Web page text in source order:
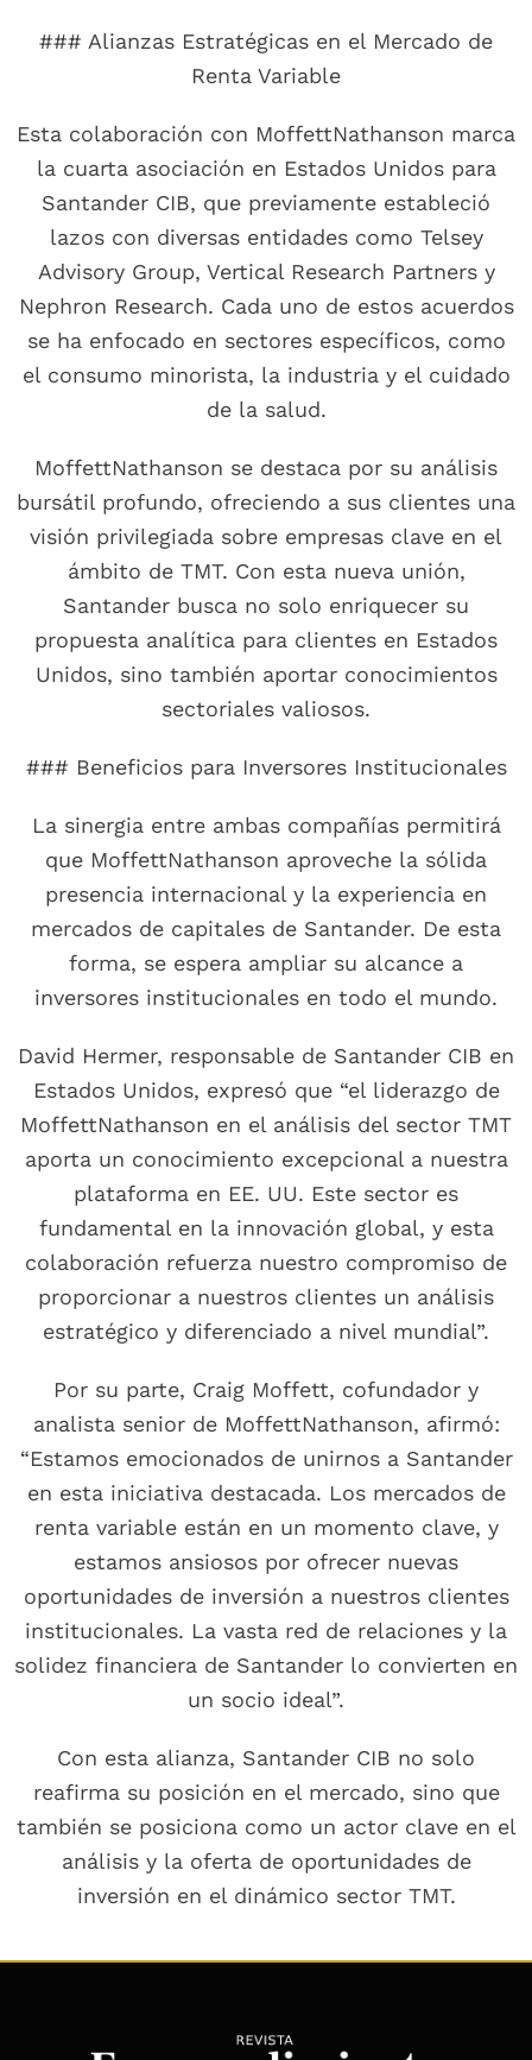
### Alianzas Estratégicas en el Mercado de
Renta Variable
Esta colaboración con MoffettNathanson marca
la cuarta asociación en Estados Unidos para
Santander CIB, que previamente estableció
lazos con diversas entidades como Telsey
Advisory Group, Vertical Research Partners y
Nephron Research. Cada uno de estos acuerdos
se ha enfocado en sectores específicos, como
el consumo minorista, la industria y el cuidado
de la salud.
MoffettNathanson se destaca por su análisis
bursátil profundo, ofreciendo a sus clientes una
visión privilegiada sobre empresas clave en el
ámbito de TMT. Con esta nueva unión,
Santander busca no solo enriquecer su
propuesta analítica para clientes en Estados
Unidos, sino también aportar conocimientos
sectoriales valiosos.
### Beneficios para Inversores Institucionales
La sinergia entre ambas compañías permitirá
que MoffettNathanson aproveche la sólida
presencia internacional y la experiencia en
mercados de capitales de Santander. De esta
forma, se espera ampliar su alcance a
inversores institucionales en todo el mundo.
David Hermer, responsable de Santander CIB en
Estados Unidos, expresó que “el liderazgo de
MoffettNathanson en el análisis del sector TMT
aporta un conocimiento excepcional a nuestra
plataforma en EE. UU. Este sector es
fundamental en la innovación global, y esta
colaboración refuerza nuestro compromiso de
proporcionar a nuestros clientes un análisis
estratégico y diferenciado a nivel mundial”.
Por su parte, Craig Moffett, cofundador y
analista senior de MoffettNathanson, afirmó:
“Estamos emocionados de unirnos a Santander
en esta iniciativa destacada. Los mercados de
renta variable están en un momento clave, y
estamos ansiosos por ofrecer nuevas
oportunidades de inversión a nuestros clientes
institucionales. La vasta red de relaciones y la
solidez financiera de Santander lo convierten en
un socio ideal”.
Con esta alianza, Santander CIB no solo
reafirma su posición en el mercado, sino que
también se posiciona como un actor clave en el
análisis y la oferta de oportunidades de
inversión en el dinámico sector TMT.